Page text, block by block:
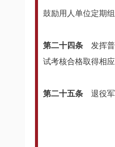
鼓励用人单位定期
第二十四条 发挥
试考核合格取得相
第二十五条 退役军